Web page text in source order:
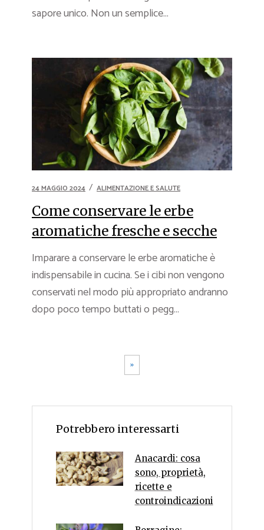
sapore unico. Non un semplice...
24 MAGGIO 2024 ALIMENTAZIONE E SALUTE
Come conservare le erbe
aromatiche fresche e secche
Imparare a conservare le erbe aromatiche è
indispensabile in cucina. Se i cibi non vengono
conservati nel modo più appropriato andranno
dopo poco tempo buttati o pegg...
»
Potrebbero interessarti
Anacardi: cosa
sono, proprietà,
ricette e
controindicazioni